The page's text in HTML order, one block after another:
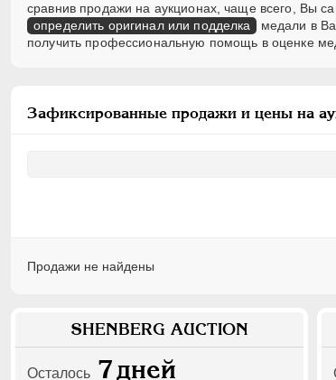
сравнив продажи на аукционах, чаще всего, Вы
определить оригинал или подделка
медали в
получить профессиональную помощь в оценке
Зафиксированные продажи и цены на
Продажи не найдены
SHENBERG AUCTION
Осталось 7дней